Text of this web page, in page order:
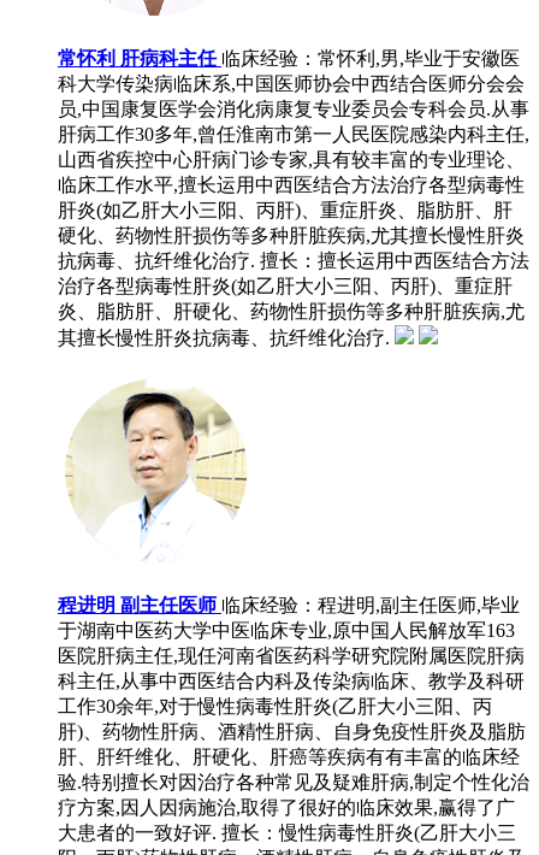
常怀利 肝病科主任 临床经验：常怀利,男,毕业于安徽医
科大学传染病临床系,中国医师协会中西结合医师分会会
员,中国康复医学会消化病康复专业委员会专科会员.从事
肝病工作30多年,曾任淮南市第一人民医院感染内科主任,
山西省疾控中心肝病门诊专家,具有较丰富的专业理论、
临床工作水平,擅长运用中西医结合方法治疗各型病毒性
肝炎(如乙肝大小三阳、丙肝)、重症肝炎、脂肪肝、肝
硬化、药物性肝损伤等多种肝脏疾病,尤其擅长慢性肝炎
抗病毒、抗纤维化治疗. 擅长：擅长运用中西医结合方法
治疗各型病毒性肝炎(如乙肝大小三阳、丙肝)、重症肝
炎、脂肪肝、肝硬化、药物性肝损伤等多种肝脏疾病,尤
其擅长慢性肝炎抗病毒、抗纤维化治疗.
程进明 副主任医师 临床经验：程进明,副主任医师,毕业
于湖南中医药大学中医临床专业,原中国人民解放军163
医院肝病主任,现任河南省医药科学研究院附属医院肝病
科主任,从事中西医结合内科及传染病临床、教学及科研
工作30余年,对于慢性病毒性肝炎(乙肝大小三阳、丙
肝)、药物性肝病、酒精性肝病、自身免疫性肝炎及脂肪
肝、肝纤维化、肝硬化、肝癌等疾病有有丰富的临床经
验.特别擅长对因治疗各种常见及疑难肝病,制定个性化治
疗方案,因人因病施治,取得了很好的临床效果,赢得了广
大患者的一致好评. 擅长：慢性病毒性肝炎(乙肝大小三